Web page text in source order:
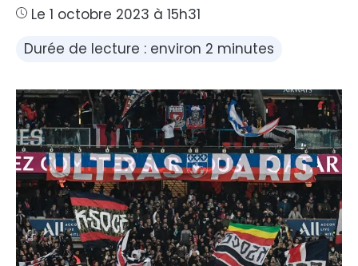
Le 1 octobre 2023 à 15h31
Durée de lecture : environ 2 minutes